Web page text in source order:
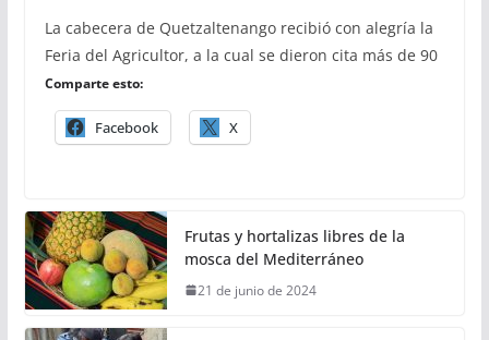
La cabecera de Quetzaltenango recibió con alegría la
Feria del Agricultor, a la cual se dieron cita más de 90
Comparte esto:
Facebook X
Frutas y hortalizas libres de la
mosca del Mediterráneo
21 de junio de 2024